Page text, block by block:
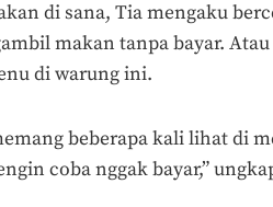
di sana, Tia mengaku
makan tanpa bayar.
di warung ini.
beberapa kali lihat di
coba nggak bayar,”